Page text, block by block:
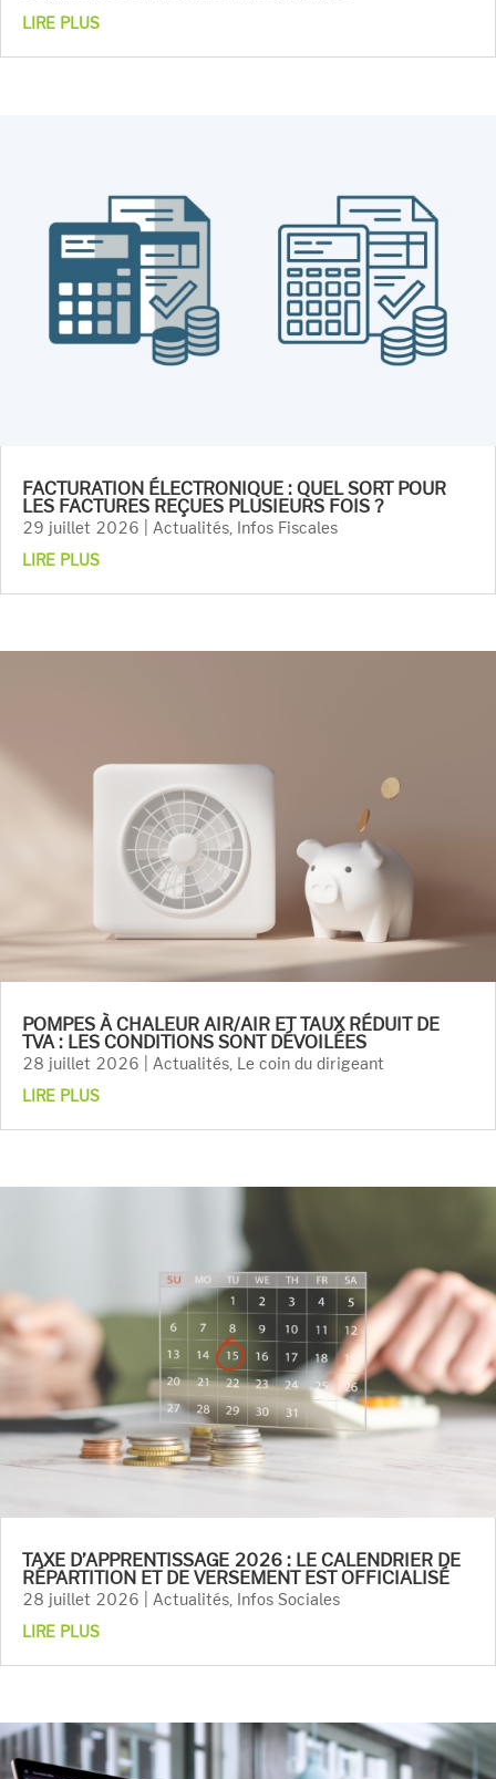
LIRE PLUS
FACTURATION ÉLECTRONIQUE : QUEL SORT POUR
LES FACTURES REÇUES PLUSIEURS FOIS ?
29 juillet 2026 Actualités Infos Fiscales
LIRE PLUS
POMPES À CHALEUR AIR/AIR ET TAUX RÉDUIT DE
TVA : LES CONDITIONS SONT DÉVOILÉES
28 juillet 2026 Actualités
Le coin du dirigeant
LIRE PLUS
TAXE D’APPRENTISSAGE 2026 : LE CALENDRIER DE
RÉPARTITION ET DE VERSEMENT EST OFFICIALISÉ
28 juillet 2026 Actualités
Infos Sociales
LIRE PLUS